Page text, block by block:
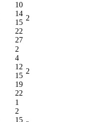
10
14
15
22
27
2
2
4
12
15
19
22
2
1
2
15